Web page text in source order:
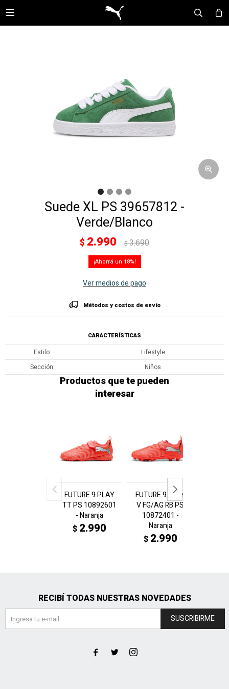

Suede XL PS 39657812 -
Verde/Blanco
$ 2.990 $3.690
18
Ver medios de pago
Métodos y costos de envío
CARACTERÍSTICAS
Estilo
Lifestyle
Sección
Niños
Productos que te pueden
interesar
FUTURE 9 PLAY
TT PS 10892601
- Naranja
$ 2.990
FUTURE 9 PLAY
V FG/AG RB PS
10872401 -
Naranja
$ 2.990
RECIBÍ TODAS NUESTRAS NOVEDADES
SUSCRIBIRME
  